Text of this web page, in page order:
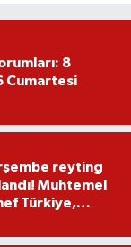
8
Cumartesi
reyting
Muhtemel
Türkiye,